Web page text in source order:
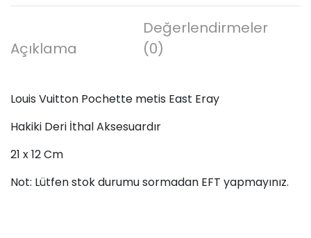
adet
Açıklama
Değerlendirmeler
(0)
Louis Vuitton Pochette metis East Eray
Hakiki Deri İthal Aksesuardır
21 x 12 Cm
Not: Lütfen stok durumu sormadan EFT yapmayınız.